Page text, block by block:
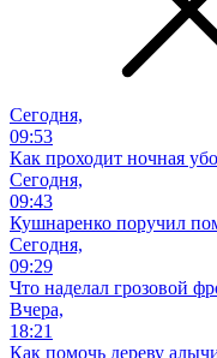
Сегодня,
09:53
Как проходит ночная
Сегодня,
09:43
Кушнаренко поручил
Сегодня,
09:29
Что наделал грозовой
Вчера,
18:21
Как помочь дереву